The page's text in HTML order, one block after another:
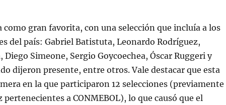
como gran favorita, con una selección que incluía a los
del país: Gabriel Batistuta, Leonardo Rodríguez,
Diego Simeone, Sergio Goycoechea, Óscar Ruggeri y
dijeron presente, entre otros. Vale destacar que esta
en la que participaron 12 selecciones (previamente
pertenecientes a CONMEBOL), lo que causó que el